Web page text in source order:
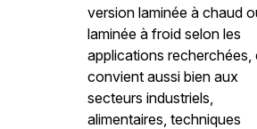
version laminée à chaud
laminée à froid selon les
applications recherchées,
convient aussi bien aux
secteurs industriels,
alimentaires, techniques